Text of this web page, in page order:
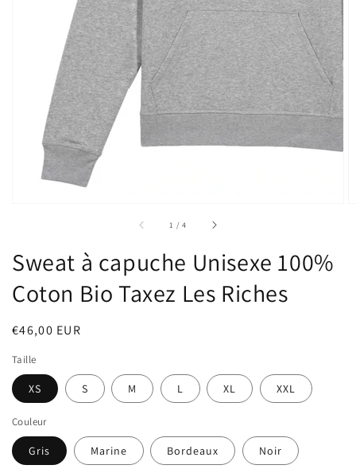
1 /sur
4
Sweat à capuche Unisexe 100%
Coton Bio Taxez Les Riches
Prix
€46,00 EUR
Taille
XS S M L XL XXL
Couleur
Gris Marine Bordeaux Noir